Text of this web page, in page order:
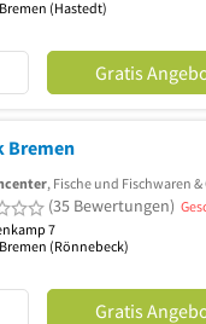
Bremen (Hastedt)
Gratis
Bremen
, Fische und Fischwaren
2 von 5 Sternen
(35 Bewertungen)
7
Bremen (Rönnebeck)
Gratis